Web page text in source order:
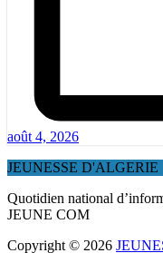
août 4, 2026
JEUNESSE D'ALGERIE
Quotidien national
JEUNE COM
Copyright © 2026